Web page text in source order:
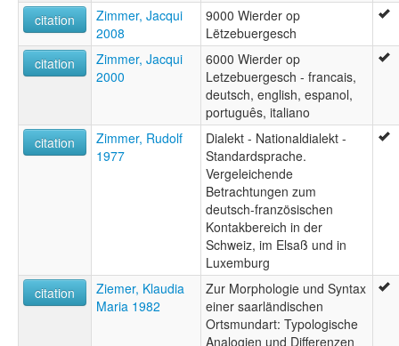
citation
Zimmer, Jacqui
2008
9000 Wierder op
Lëtzebuergesch
citation
Zimmer, Jacqui
2000
6000 Wierder op
Letzebuergesch - francais,
deutsch, english, espanol,
português, italiano
citation
Zimmer, Rudolf
1977
Dialekt - Nationaldialekt -
Standardsprache.
Vergeleichende
Betrachtungen zum
deutsch-französischen
Kontakbereich in der
Schweiz, im Elsaß und in
Luxemburg
citation
Ziemer, Klaudia
Maria 1982
Zur Morphologie und Syntax
einer saarländischen
Ortsmundart: Typologische
Analogien und Differenzen